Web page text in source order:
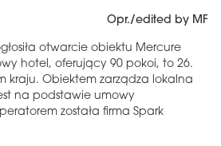
Opr./edited by MF
otwarcie obiektu Mercure
hotel, oferujący 90 pokoi, to 26.
kraju. Obiektem zarządza lokalna
na podstawie umowy
została firma Spark